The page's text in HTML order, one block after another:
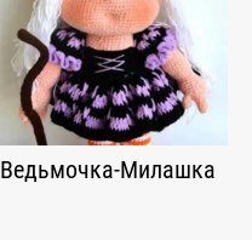
Ведьмочка-Милашка